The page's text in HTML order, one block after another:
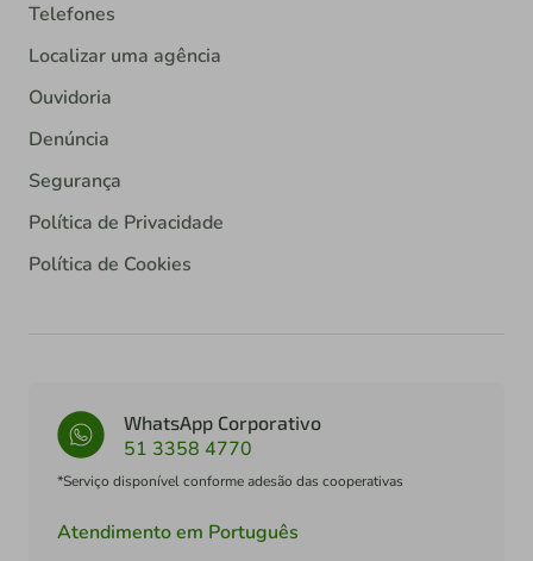
Telefones
Localizar uma agência
Ouvidoria
Denúncia
Segurança
Política de Privacidade
Política de Cookies
WhatsApp Corporativo
51 3358 4770
*Serviço disponível conforme adesão das cooperativas
Atendimento em Português